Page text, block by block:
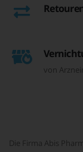
von
Die Firma Abis